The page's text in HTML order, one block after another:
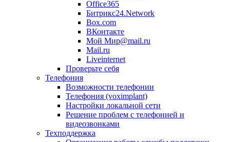
Office365
Битрикс24.Network
Box.com
ВКонтакте
Мой Мир@mail.ru
Mail.ru
Liveinternet
Проверьте себя
Телефония
Возможности телефонии
Телефония (voximplant)
Настройки локальной сети
Решение проблем с телефонией и
видеозвонками
Техподдержка